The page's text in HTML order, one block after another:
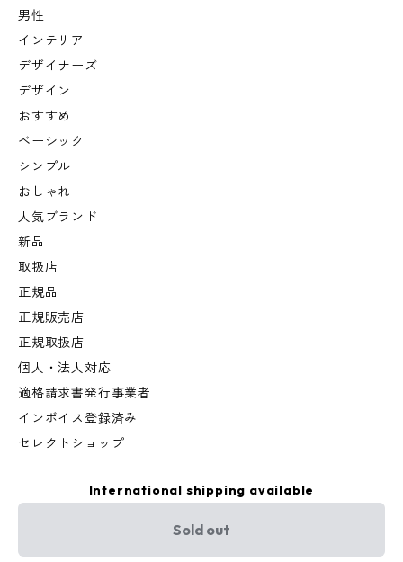
男性
インテリア
デザイナーズ
デザイン
おすすめ
ベーシック
シンプル
おしゃれ
人気ブランド
新品
取扱店
正規品
正規販売店
正規取扱店
個人・法人対応
適格請求書発行事業者
インボイス登録済み
セレクトショップ
International shipping available
Sold out